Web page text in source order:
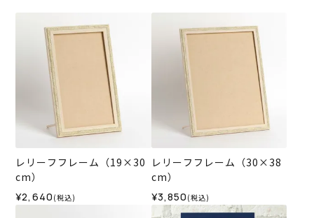
レリーフフレーム（19×30
cm）
¥2,640 (税込)
レリーフフレーム（30×38
cm）
¥3,850 (税込)